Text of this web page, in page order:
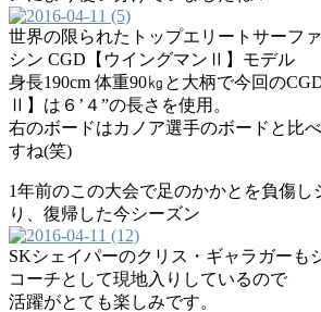
世界の限られたトップエリートサーフ
シン CGD【ウイングマンⅡ】モデル
身長190cm 体重90㎏と大柄で今回の
Ⅱ】は６’４”の長さを使用。
右のボードはカノア選手のボードと比
すね(笑)
1年前のこの大会で足のかかとを負傷し
り、復帰した今シーズン
SKシェイパーのクリス・ギャラガーも
コーチとして現地入りしているので
活躍がとても楽しみです。